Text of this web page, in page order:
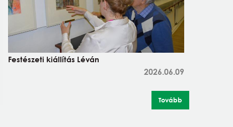
Festészeti kiállítás Léván
2026.06.09
Tovább